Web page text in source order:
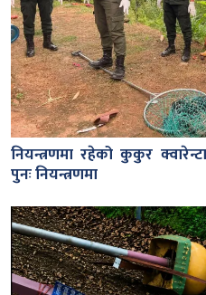
नियन्त्रणमा रहेको कुकुर
पुनः नियन्त्रणमा